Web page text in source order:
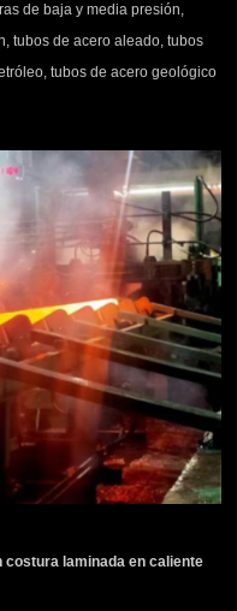
de baja y media presión,
tubos de acero aleado, tubos
tubos de acero geológico
costura laminada en caliente